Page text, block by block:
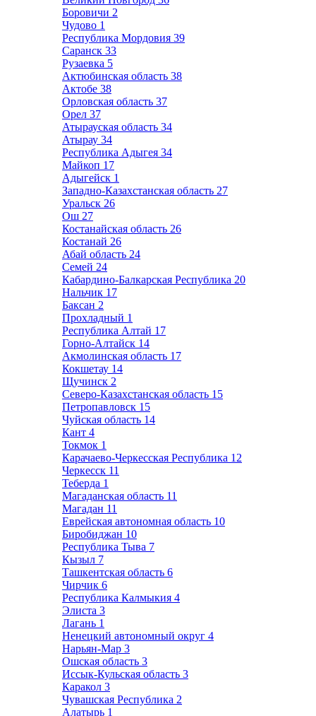
Боровичи 2
Чудово 1
Республика Мордовия 39
Саранск 33
Рузаевка 5
Актюбинская область 38
Актобе 38
Орловская область 37
Орел 37
Атырауская область 34
Атырау 34
Республика Адыгея 34
Майкоп 17
Адыгейск 1
Западно-Казахстанская область 27
Уральск 26
Ош 27
Костанайская область 26
Костанай 26
Абай область 24
Семей 24
Кабардино-Балкарская Республика 20
Нальчик 17
Баксан 2
Прохладный 1
Республика Алтай 17
Горно-Алтайск 14
Акмолинская область 17
Кокшетау 14
Щучинск 2
Северо-Казахстанская область 15
Петропавловск 15
Чуйская область 14
Кант 4
Токмок 1
Карачаево-Черкесская Республика 12
Черкесск 11
Теберда 1
Магаданская область 11
Магадан 11
Еврейская автономная область 10
Биробиджан 10
Республика Тыва 7
Кызыл 7
Ташкентская область 6
Чирчик 6
Республика Калмыкия 4
Элиста 3
Лагань 1
Ненецкий автономный округ 4
Нарьян-Мар 3
Ошская область 3
Иссык-Кульская область 3
Каракол 3
Чувашская Республика 2
Алатырь 1